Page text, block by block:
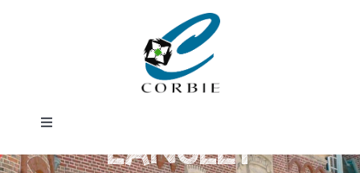
Toggle
Mairie
Boulangerie
Pâtisserie
LANGLET